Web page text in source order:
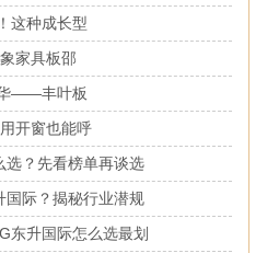
这种成长型
家具板邵
——丰叶板
开窗也能呼
选？先看榜单再谈选
国际？揭秘行业潜规
东升国际怎么选最划